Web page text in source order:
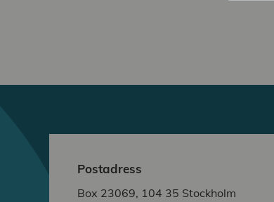
Postadress
Box 23069, 104 35 Stockholm